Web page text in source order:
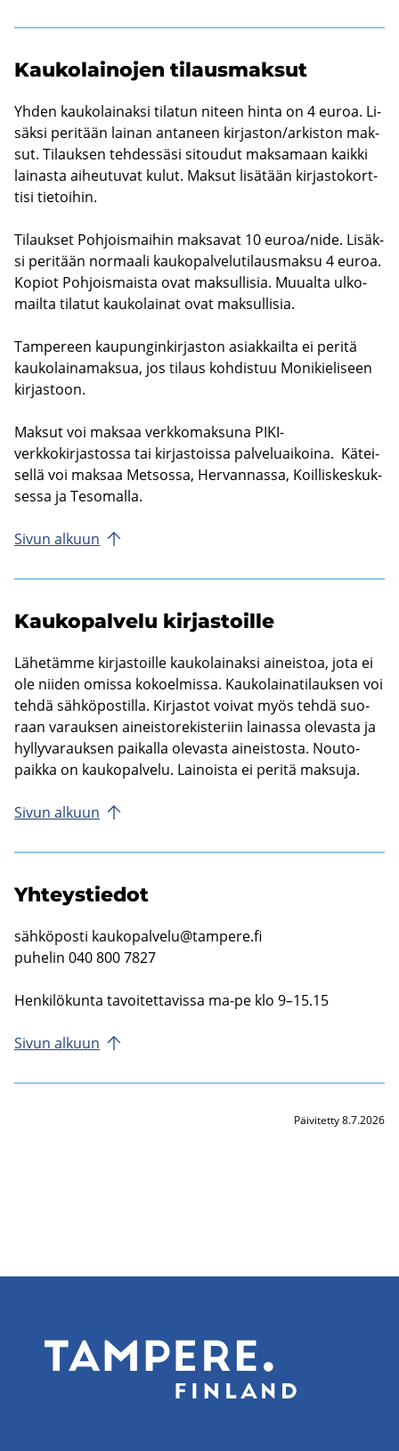
Kau­ko­lai­no­jen ti­laus­mak­sut
Yhden kau­ko­lai­nak­si ti­la­tun ni­teen hinta on 4 euroa. Li­
säk­si pe­ri­tään lai­nan an­ta­neen kir­jas­ton/ar­kis­ton mak­
sut. Ti­lauk­sen teh­des­sä­si si­tou­dut mak­sa­maan kaik­ki
lai­nas­ta ai­heu­tu­vat kulut. Mak­sut li­sä­tään kir­jas­to­kort­
ti­si tie­toi­hin.
Ti­lauk­set Poh­jois­mai­hin mak­sa­vat 10 euroa/nide. Li­säk­
si pe­ri­tään nor­maa­li kau­ko­pal­ve­lu­ti­laus­mak­su 4 euroa.
Ko­piot Poh­jois­mais­ta ovat mak­sul­li­sia. Muu­al­ta ul­ko­
mail­ta ti­la­tut kau­ko­lai­nat ovat mak­sul­li­sia.
Tam­pe­reen kau­pun­gin­kir­jas­ton asiak­kail­ta ei pe­ri­tä
kau­ko­lai­na­mak­sua, jos ti­laus koh­dis­tuu Mo­ni­kie­li­seen
kir­jas­toon.
Mak­sut voi mak­saa verk­ko­mak­su­na PIKI-​
verkkokirjastossa tai kir­jas­tois­sa pal­ve­luai­koi­na. Kä­tei­
sel­lä voi mak­saa Met­sos­sa, Her­van­nas­sa, Koil­lis­kes­kuk­
ses­sa ja Te­so­mal­la.
Sivun al­kuun
Kau­ko­pal­ve­lu kir­jas­toil­le
Lä­he­täm­me kir­jas­toil­le kau­ko­lai­nak­si ai­neis­toa, jota ei
ole nii­den omis­sa ko­koel­mis­sa. Kau­ko­lai­na­ti­lauk­sen voi
tehdä säh­kö­pos­til­la. Kir­jas­tot voi­vat myös tehdä suo­
raan va­rauk­sen ai­neis­to­re­kis­te­riin lai­nas­sa ole­vas­ta ja
hyl­ly­va­rauk­sen pai­kal­la ole­vas­ta ai­neis­tos­ta. Nou­to­
paik­ka on kau­ko­pal­ve­lu. Lai­nois­ta ei pe­ri­tä mak­su­ja.
Sivun al­kuun
Yh­teys­tie­dot
säh­kö­pos­ti kau­ko­pal­ve­lu@tam­pe­re.fi
pu­he­lin 040 800 7827
Hen­ki­lö­kun­ta ta­voi­tet­ta­vis­sa ma-pe klo 9–15.15
Sivun al­kuun
Päivitetty 8.7.2026